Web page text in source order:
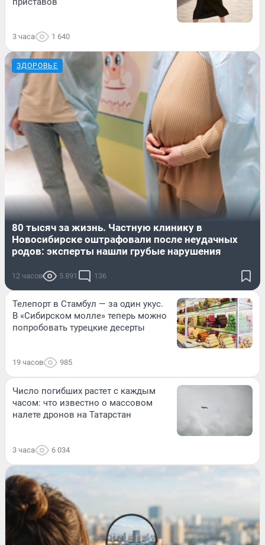
3 часа 1 640
ЗДОРОВЬЕ
80 тысяч за жизнь. Частную клинику в
Новосибирске оштрафовали после неудачных
родов: эксперты нашли грубые нарушения
12 часов 5 891 136
Телепорт в Стамбул — за один укус.
В «Сибирском молле» теперь можно
попробовать турецкие десерты
19 часов 985
Число погибших растет с каждым
часом: что известно о массовом
налете дронов на Татарстан
3 часа 6 034